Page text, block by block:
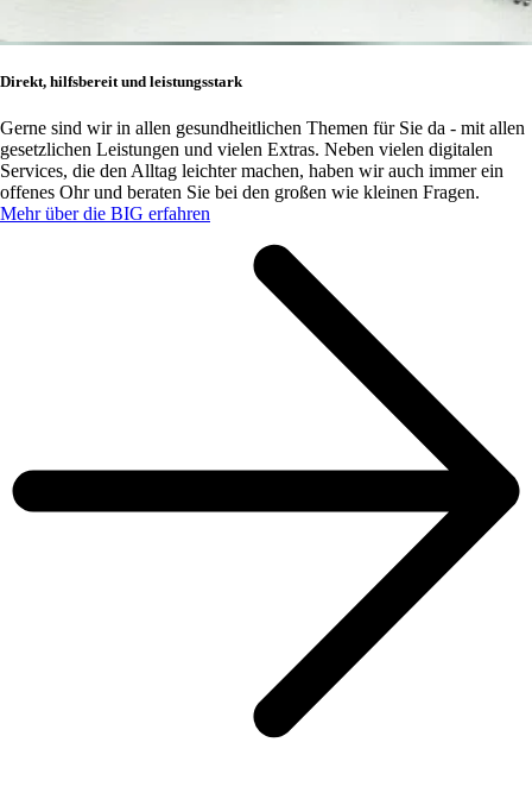
Direkt, hilfsbereit und leistungsstark
Gerne sind wir in allen gesundheitlichen Themen für Sie da - mit allen
gesetzlichen Leistungen und vielen Extras. Neben vielen digitalen
Services, die den Alltag leichter machen, haben wir auch immer ein
offenes Ohr und beraten Sie bei den großen wie kleinen Fragen.
Mehr über die BIG erfahren